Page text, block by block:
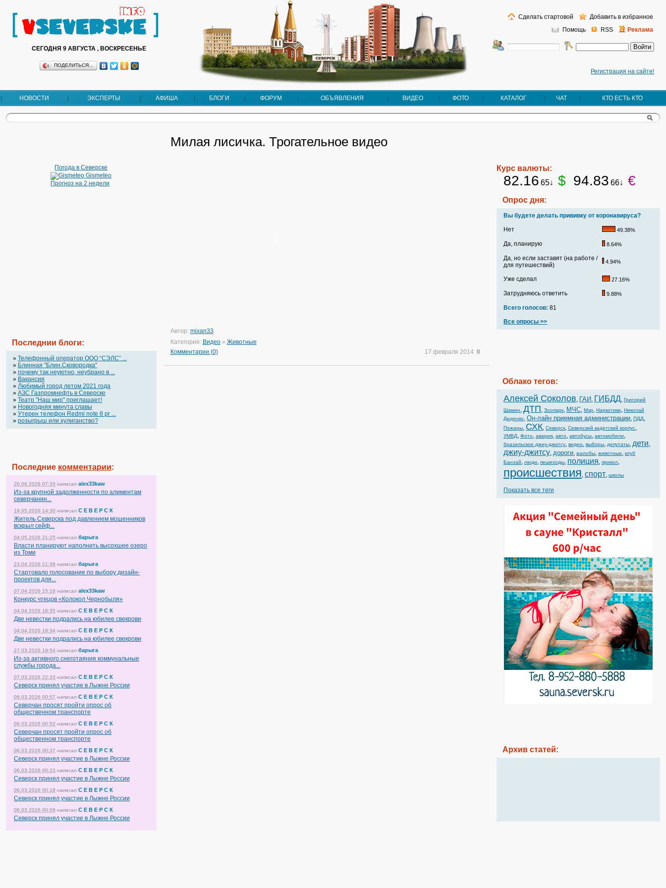
СЕГОДНЯ 9 АВГУСТА , ВОСКРЕСЕНЬЕ
ПОДЕЛИТЬСЯ…
Регистрация на сайте!
Помощь RSS Реклама
Сделать стартовой Добавить в избранное
НОВОСТИ ЭКСПЕРТЫ АФИША БЛОГИ ФОРУМ ОБЪЯВЛЕНИЯ ВИДЕО ФОТО КАТАЛОГ ЧАТ КТО ЕСТЬ КТО
Погода в Северске
Gismeteo
Прогноз на 2 недели
Последнии блоги:
» Телефонный оператор OOO “СЭЛС” ...
» Блинная "Блин.Сковородка"
» почему так неуютно, неубрано в ...
» Вакансия
» Любимый город летом 2021 года
» АЗС Газпромнефть в Северске
» Театр "Наш мир" приглашает!
» Новогодняя минута славы
» Утерен телефон Redmi note 8 pr ...
» розыгрыш или хулиганство?
Последние комментарии:
20.06.2026 07:33 написал alex33kaw
Из-за крупной задолженности по алиментам
северчанин...
19.05.2026 14:30 написал С Е В Е Р С К
Житель Северска под давлением мошенников
вскрыл сейф...
04.05.2026 21:25 написал барыга
Власти планируют наполнить высохшее озеро
из Томи
23.04.2026 21:39 написал барыга
Стартовало голосование по выбору дизайн-
проектов для...
07.04.2026 15:18 написал alex33kaw
Конкурс чтецов «Колокол Чернобыля»
04.04.2026 18:35 написал С Е В Е Р С К
Две невестки подрались на юбилее свекрови
04.04.2026 18:34 написал С Е В Е Р С К
Две невестки подрались на юбилее свекрови
27.03.2026 19:54 написал барыга
Из-за активного снеготаяния коммунальные
службы города...
07.03.2026 22:33 написал С Е В Е Р С К
Северск принял участие в Лыжне России
06.03.2026 00:57 написал С Е В Е Р С К
Северчан просят пройти опрос об
общественном транспорте
06.03.2026 00:52 написал С Е В Е Р С К
Северчан просят пройти опрос об
общественном транспорте
06.03.2026 00:37 написал С Е В Е Р С К
Северск принял участие в Лыжне России
06.03.2026 00:23 написал С Е В Е Р С К
Северск принял участие в Лыжне России
06.03.2026 00:18 написал С Е В Е Р С К
Северск принял участие в Лыжне России
06.03.2026 00:09 написал С Е В Е Р С К
Северск принял участие в Лыжне России
Милая лисичка. Трогательное видео
Автор: mixan33
Категория: Видео» Животные
Комментарии (0)
17 февраля 2014 0
Курс валюты:
82.16 65↓ $ 94.83 66↓ €
Опрос дня:
Вы будете делать прививку от коронавируса?
Нет
49.38%
Да, планирую 8.64%
Да, но если заставят (на работе /
для путешествий)
4.94%
Уже сделал 27.16%
Затрудняюсь ответить 9.88%
Всего голосов: 81
Все опросы >>
Облако тегов:
Алексей Соколов, ГАИ, ГИБДД, Григорий
Шамин, ДТП, Зоопарк, МЧС, Мэр, Наркотики, Николай
Диденко, Он-лайн приемная администрации, ПДД,
Пожары, СХК, Северск, Северский кадетский корпус,
УМВД, Фото, авария, авто, автобусы, автомобили,
бразильское джиу-джитсу, видео, выборы, депутаты, дети,
джиу-джитсу, дороги, жалобы, животные, клуб
Банзай, люди, пешеходы, полиция, прикол,
происшествия, спорт, школы
Показать все теги
Архив статей: